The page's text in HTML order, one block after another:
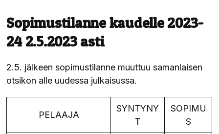
Sopimustilanne kaudelle 2023-
24 2.5.2023 asti
2.5. jälkeen sopimustilanne muuttuu samanlaisen
otsikon alle uudessa julkaisussa.
PELAAJA
SYNTYNY
T
SOPIMU
S